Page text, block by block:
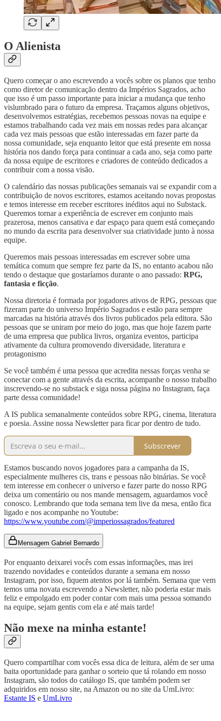
O Alienista
Quero começar o ano escrevendo a vocês sobre os planos que tenho
como diretor de comunicação dentro da Impérios Sagrados, acho
que isso é um passo importante para iniciar a mudança que tenho
vislumbrado para o futuro da empresa. Traçamos alguns objetivos,
desenvolvemos estratégias, recebemos pessoas novas na equipe e
estamos trabalhando cada vez mais em nossas redes para alcançar
cada vez mais pessoas que estão interessadas em fazer parte da
nossa comunidade, seja enquanto leitor que está presente em nossa
história nos dando força para continuar a cada ano, seja como parte
da nossa equipe de escritores e criadores de conteúdo dedicados a
contribuir com a nossa visão.
O calendário das nossas publicações semanais vai se expandir com a
contribuição de novos escritores, estamos aceitando novas propostas
e temos interesse em receber escritores inéditos aqui no Substack.
Queremos tornar a experiência de escrever em conjunto mais
prazerosa, menos cansativa e dar espaço para quem está começando
no mundo da escrita para desenvolver sua criatividade junto à nossa
equipe.
Queremos mais pessoas interessadas em escrever sobre uma
temática comum que sempre fez parte da IS, no entanto acabou não
tendo o destaque que gostaríamos durante o ano passado: RPG,
fantasia e ficção.
Nossa diretoria é formada por jogadores ativos de RPG, pessoas que
fizeram parte do universo Império Sagrados e estão para sempre
marcadas na história através dos livros publicados pela editora. São
pessoas que se uniram por meio do jogo, mas que hoje fazem parte
de uma empresa que publica livros, organiza eventos, participa
ativamente da cultura promovendo diversidade, literatura e
protagonismo
Se você também é uma pessoa que acredita nessas forças venha se
conectar com a gente através da escrita, acompanhe o nosso trabalho
inscrevendo-se no substack e siga nossa página no Instagram, faça
parte dessa comunidade!
A IS publica semanalmente conteúdos sobre RPG, cinema, literatura
e poesia. Assine nossa Newsletter para ficar por dentro de tudo.
Subscrever
Estamos buscando novos jogadores para a campanha da IS,
especialmente mulheres cis, trans e pessoas não binárias. Se você
tem interesse em conhecer o universo e fazer parte do nosso RPG
deixa um comentário ou nos mande mensagem, aguardamos você
conosco. Lembrando que toda semana tem live da mesa, então fica
ligado e nos acompanhe no Youtube:
https://www.youtube.com/@imperiossagrados/featured
Mensagem Gabriel Bernardo
Por enquanto deixarei vocês com essas informações, mas irei
trazendo novidades e conteúdos durante a semana em nosso
Instagram, por isso, fiquem atentos por lá também. Semana que vem
temos uma novata escrevendo a Newsletter, não poderia estar mais
feliz e empolgado em poder contar com mais uma pessoa somando
na equipe, sejam gentis com ela e até mais tarde!
Não mexe na minha estante!
Quero compartilhar com vocês essa dica de leitura, além de ser uma
baita oportunidade para ganhar o sorteio que tá rolando em nosso
Instagram, são todos do catálogo IS, que também podem ser
adquiridos em nosso site, na Amazon ou no site da UmLivro:
Estante IS e UmLivro